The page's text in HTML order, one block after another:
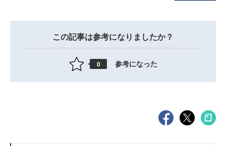
この記事は参考になりましたか？
0 参考になった